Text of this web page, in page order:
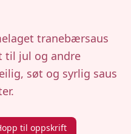
tranebærsaus
til jul og andre
søt og syrlig saus
til oppskrift